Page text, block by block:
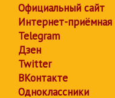
Официальный сайт
Интернет-приёмная
Telegram
Дзен
Twitter
ВКонтакте
Одноклассники